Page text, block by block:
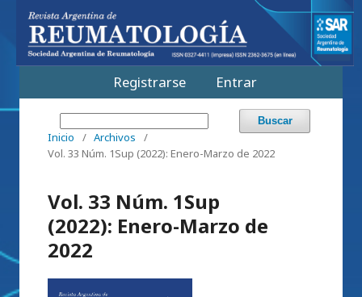
Registrarse Entrar
Buscar
Inicio / Archivos
/
Vol. 33 Núm. 1Sup (2022): Enero-Marzo de 2022
Vol. 33 Núm. 1Sup
(2022): Enero-Marzo de
2022